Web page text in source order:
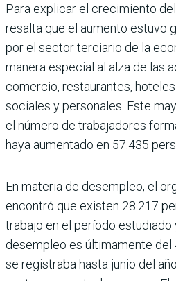
Para explicar el crecimiento
resalta que el aumento estuvo
por el sector terciario de la
manera especial al alza de las
comercio, restaurantes,
sociales y personales. Este
el número de trabajadores
haya aumentado en 57.435
En materia de desempleo, el
encontró que existen 28.217
trabajo en el período estu­diado
desempleo es últimamente del
se registraba hasta junio del